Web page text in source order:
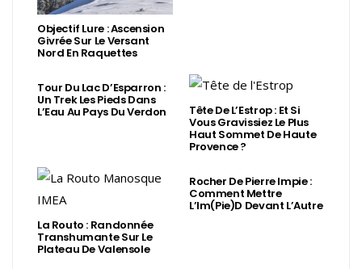
Objectif Lure : Ascension
Givrée Sur Le Versant
Nord En Raquettes
Tour Du Lac D’Esparron :
Un Trek Les Pieds Dans
L’Eau Au Pays Du Verdon Tête De L’Estrop : Et Si
Vous Gravissiez Le Plus
Haut Sommet De Haute
Provence ?
La Routo : Randonnée
Transhumante Sur Le
Plateau De Valensole
Rocher De Pierre Impie :
Comment Mettre
L’Im(Pie)d Devant L’Autre